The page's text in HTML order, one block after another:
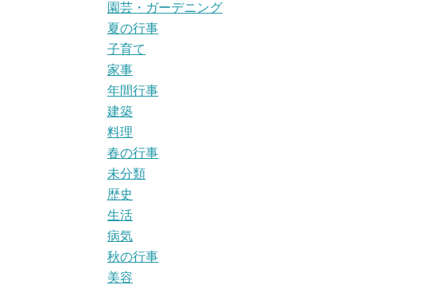
園芸・ガーデニング
夏の行事
子育て
家事
年間行事
建築
料理
春の行事
未分類
歴史
生活
病気
秋の行事
美容